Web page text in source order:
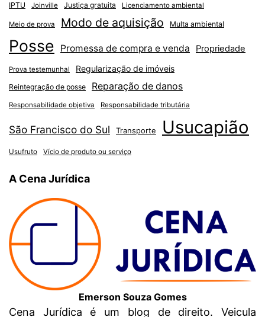
IPTU Joinville Justiça gratuita Licenciamento ambiental
Meio de prova Modo de aquisição Multa ambiental
Posse Promessa de compra e venda Propriedade
Prova testemunhal Regularização de imóveis
Reintegração de posse Reparação de danos
Responsabilidade objetiva Responsabilidade tributária
São Francisco do Sul Transporte Usucapião
Usufruto Vício de produto ou serviço
A Cena Jurídica
Emerson Souza Gomes
Cena Jurídica é um blog de direito. Veicula